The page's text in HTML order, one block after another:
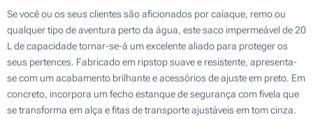
Se você ou os seus clientes são aficionados por caiaque, remo ou
qualquer tipo de aventura perto da água, este saco impermeável de 20
L de capacidade tornar-se-á um excelente aliado para proteger os
seus pertences. Fabricado em ripstop suave e resistente, apresenta-
se com um acabamento brilhante e acessórios de ajuste em preto. Em
concreto, incorpora um fecho estanque de segurança com fivela que
se transforma em alça e fitas de transporte ajustáveis em tom cinza.